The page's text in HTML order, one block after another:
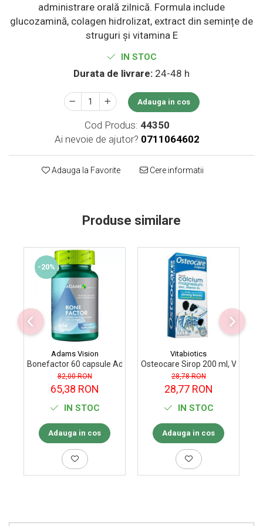
Supliment Vitamina D3
Supliment Vitamina E
Vitamine si minerale
administrare orală zilnică. Formula include
glucozamină, colagen hidrolizat, extract din semințe de
struguri și vitamina E
IN STOC
Durata de livrare: 24-48 h
Adauga in cos
Cod Produs: 44350
Ai nevoie de ajutor? 0711064602
Adauga la Favorite Cere informatii
Produse similare
-20%
Adams Vision
Bonefactor 60 capsule Adams Vision
82,00 RON
65,38 RON
IN STOC
Adauga in cos
Vitabiotics
Osteocare Sirop 200 ml,
28,78 RON
28,77 RON
IN STOC
Adauga in cos